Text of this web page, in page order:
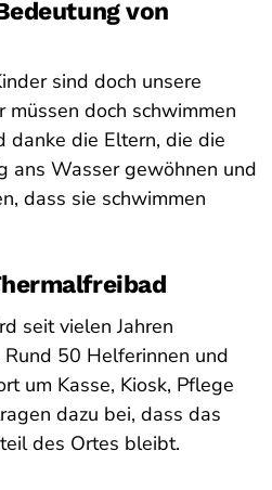
von
sind doch unsere
doch schwimmen
danke die Eltern, die die
ans Wasser gewöhnen und
dass sie schwimmen
seit vielen Jahren
50 Helferinnen und
um Kasse, Kiosk, Pflege
dazu bei, dass das
des Ortes bleibt.